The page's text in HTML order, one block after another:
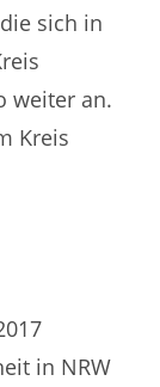
sich in
weiter an.
Kreis
in NRW